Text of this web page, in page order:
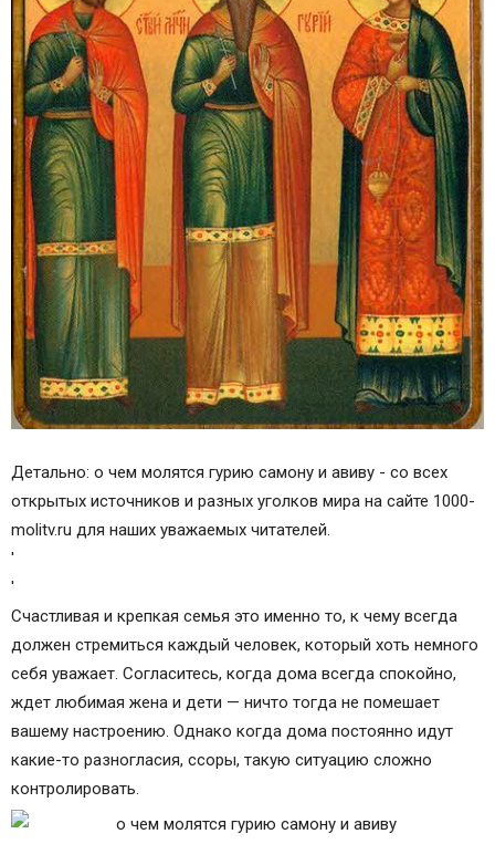
Детально: о чем молятся гурию самону и авиву - со всех
открытых источников и разных уголков мира на сайте 1000-
molitv.ru для наших уважаемых читателей.
'
'
Счастливая и крепкая семья это именно то, к чему всегда
должен стремиться каждый человек, который хоть немного
себя уважает. Согласитесь, когда дома всегда спокойно,
ждет любимая жена и дети — ничто тогда не помешает
вашему настроению. Однако когда дома постоянно идут
какие-то разногласия, ссоры, такую ситуацию сложно
контролировать.